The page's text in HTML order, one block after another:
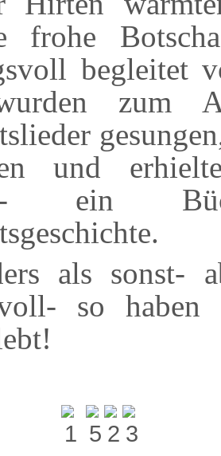
frohe
begleitet
zum
und
ein
als sonst-
so